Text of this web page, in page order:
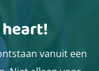
vanuit een